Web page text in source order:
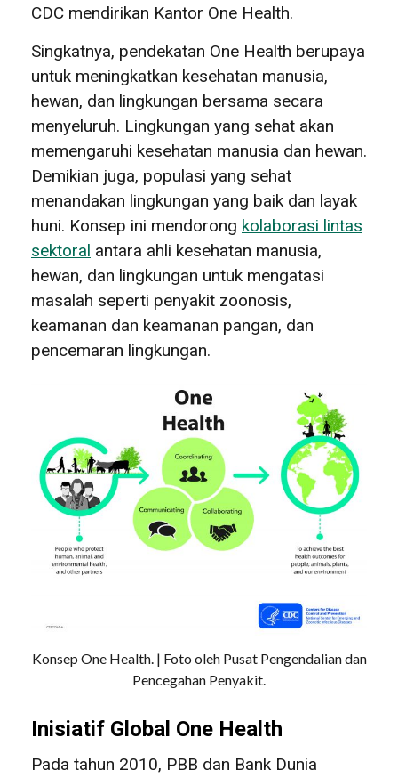
CDC mendirikan Kantor One Health.
Singkatnya, pendekatan One Health berupaya
untuk meningkatkan kesehatan manusia,
hewan, dan lingkungan bersama secara
menyeluruh. Lingkungan yang sehat akan
memengaruhi kesehatan manusia dan hewan.
Demikian juga, populasi yang sehat
menandakan lingkungan yang baik dan layak
huni. Konsep ini mendorong kolaborasi lintas
sektoral antara ahli kesehatan manusia,
hewan, dan lingkungan untuk mengatasi
masalah seperti penyakit zoonosis,
keamanan dan keamanan pangan, dan
pencemaran lingkungan.
Konsep One Health. | Foto oleh Pusat Pengendalian dan
Pencegahan Penyakit.
Inisiatif Global One Health
Pada tahun 2010, PBB dan Bank Dunia